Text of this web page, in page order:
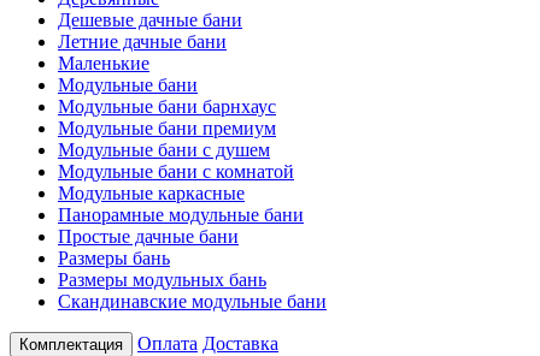
Дешевые дачные бани
Летние дачные бани
Маленькие
Модульные бани
Модульные бани барнхаус
Модульные бани премиум
Модульные бани с душем
Модульные бани с комнатой
Модульные каркасные
Панорамные модульные бани
Простые дачные бани
Размеры бань
Размеры модульных бань
Скандинавские модульные бани
Комплектация Оплата Доставка